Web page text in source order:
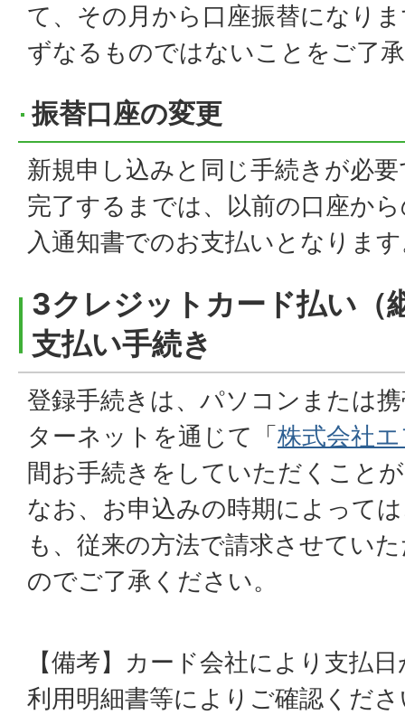
て、その月から口座振替になり
ずなるものではないことをご了
振替口座の変更
新規申し込みと同じ手続きが必
完了するまでは、以前の口座か
入通知書でのお支払いとなりま
3クレジットカード払い（
支払い手続き
登録手続きは、パソコンまたは
ターネットを通じて「 株式会社
間お手続きをしていただくこと
なお、お申込みの時期によって
も、従来の方法で請求させてい
のでご了承ください。
【備考】カード会社により支払
利用明細書等によりご確認くだ